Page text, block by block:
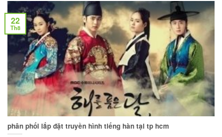
phân phối lắp đặt truyền hình tiếng hàn tại tp hcm
22
Th8